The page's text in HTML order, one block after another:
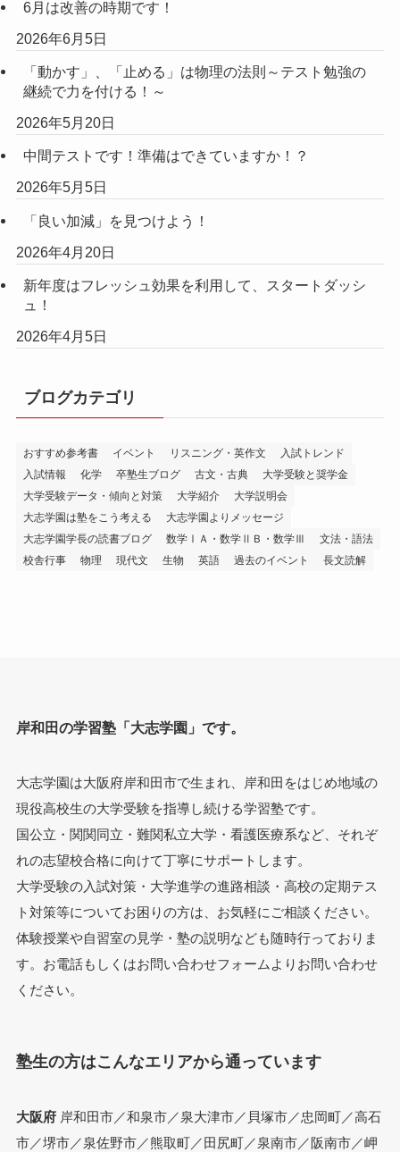
6月は改善の時期です！
2026年6月5日
「動かす」、「止める」は物理の法則～テスト勉強の
継続で力を付ける！～
2026年5月20日
中間テストです！準備はできていますか！？
2026年5月5日
「良い加減」を見つけよう！
2026年4月20日
新年度はフレッシュ効果を利用して、スタートダッシ
ュ！
2026年4月5日
ブログカテゴリ
おすすめ参考書 イベント リスニング・英作文
入試トレンド
入試情報
化学 卒塾生ブログ 古文・古典
大学受験と奨学金
大学受験データ・傾向と対策
大学紹介
大学説明会
大志学園は塾をこう考える
大志学園よりメッセージ
大志学園学長の読書ブログ
数学ⅠＡ・数学ⅡＢ・数学Ⅲ
文法・語法
校舎行事
物理 現代文 生物 英語 過去のイベント 長文読解
岸和田の学習塾「大志学園」です。
大志学園は大阪府岸和田市で生まれ、岸和田をはじめ地域の
現役高校生の大学受験を指導し続ける学習塾です。
国公立・関関同立・難関私立大学・看護医療系など、それぞ
れの志望校合格に向けて丁寧にサポートします。
大学受験の入試対策・大学進学の進路相談・高校の定期テス
ト対策等についてお困りの方は、お気軽にご相談ください。
体験授業や自習室の見学・塾の説明なども随時行っておりま
す。お電話もしくはお問い合わせフォームよりお問い合わせ
ください。
塾生の方はこんなエリアから通っています
大阪府岸和田市／和泉市／泉大津市／貝塚市／忠岡町／高石
市／堺市／泉佐野市／熊取町／田尻町／泉南市／阪南市／岬